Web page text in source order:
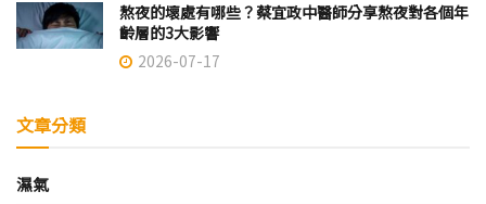
熬夜的壞處有哪些？蔡宜政中醫師分享熬夜對各個年
齡層的3大影響
2026-07-17
文章分類
濕氣